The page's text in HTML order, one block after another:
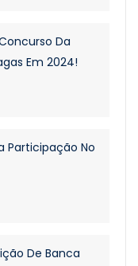
Da
Em 2024!
Participação No
De Banca